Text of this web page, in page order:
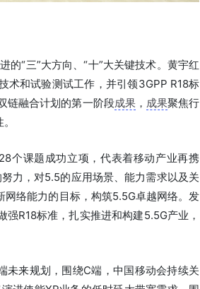
“三”大方向、“十”大关键技术。黄宇红
术和试验测试工作，并引领3GPP R18标
链融合计划的第一阶段成果， 成果聚焦行
个课题成功立项，代表着移动产业再携
力，对5.5的应用场景、能力需求以及关
络能力的目标，构筑5.5G卓越网络。发
R18标准，扎实推进和构建5.5G产业，
未来规划，围绕C端，中国移动会持续关